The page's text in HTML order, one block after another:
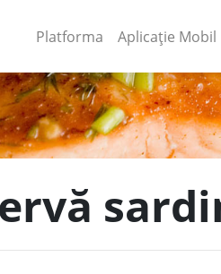
Platforma (current)
Aplicație Mobil